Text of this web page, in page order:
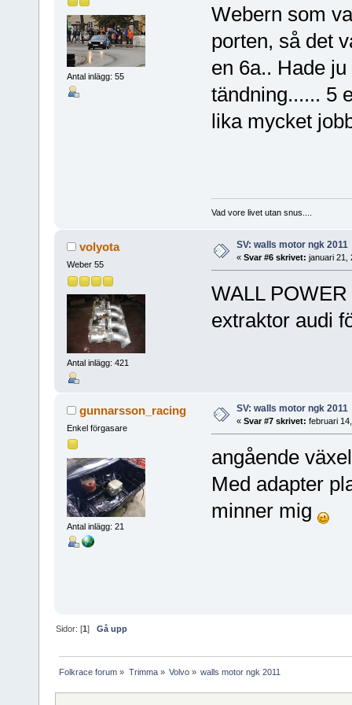
Antal inlägg: 55
Webern som
porten, så det
en 6a.. Hade
tändning...... 5
lika mycket
Vad vore livet utan snus....
volyota
Weber 55
Antal inlägg: 421
SV: walls motor ngk 2011
« Svar #6 skrivet: januari 21,
WALL
extraktor audi
gunnarsson_racing
Enkel förgasare
Antal inlägg: 21
SV: walls motor ngk 2011
« Svar #7 skrivet: februari
angående
Med adapter
minner mig
Sidor: [1]Gå upp
Folkrace forum » Trimma» Volvo» walls motor ngk 2011